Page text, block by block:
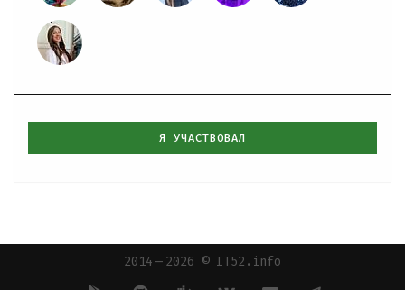
Я УЧАСТВОВАЛ
2014 — 2026 © IT52.info